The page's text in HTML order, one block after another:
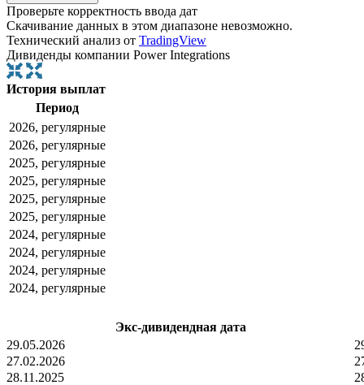
Проверьте корректность ввода дат
Скачивание данных в этом диапазоне невозможно.
Технический анализ от TradingView
Дивиденды компании Power Integrations
История выплат
Период
2026, регулярные
2026, регулярные
2025, регулярные
2025, регулярные
2025, регулярные
2025, регулярные
2024, регулярные
2024, регулярные
2024, регулярные
2024, регулярные
Экс-дивидендная дата
29.05.2026
27.02.2026
28.11.2025